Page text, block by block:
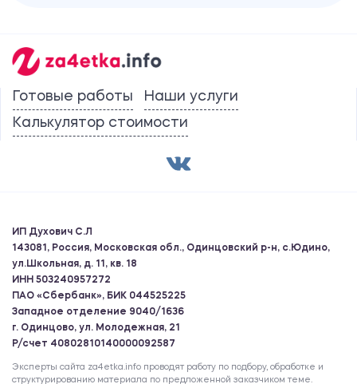
Готовые работы
Наши услуги
Калькулятор стоимости
ИП Духович С.Л
143081, Россия, Московская обл., Одинцовский р-н, с.Юдино,
ул.Школьная, д. 11, кв. 18
ИНН 503240957272
ПАО «Сбербанк», БИК 044525225
Западное отделение 9040/1636
г. Одинцово, ул. Молодежная, 21
Р/счет 40802810140000092587
Эксперты сайта za4etka.info проводят работу по подбору, обработке и
структурированию материала по предложенной заказчиком теме.